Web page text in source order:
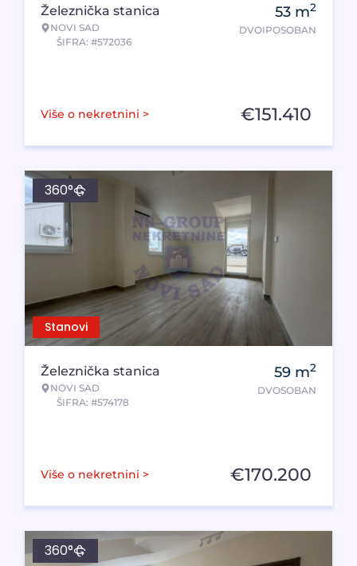
Železnička stanica
NOVI SAD
ŠIFRA: #572036
53 m2
DVOIPOSOBAN
Više o nekretnini > €151.410
Stanovi
360°
Železnička stanica
NOVI SAD
ŠIFRA: #574178
59 m2
DVOSOBAN
Više o nekretnini > €170.200
360°